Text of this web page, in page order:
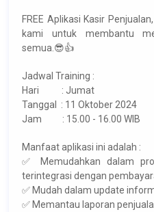
FREE Aplikasi Kasir
kami untuk membantu
semua.😎👍
Jadwal Training :
Hari : Jumat
Tanggal : 11 Oktober 2024
Jam : 15.00 - 16.00 WIB
Manfaat aplikasi ini adalah :
✅ Memudahkan dalam
terintegrasi dengan
✅ Mudah dalam update
✅ Memantau laporan